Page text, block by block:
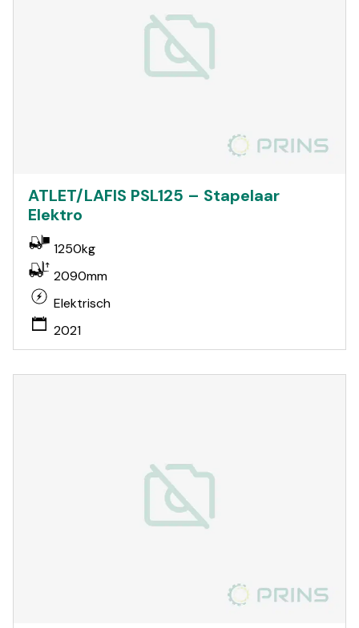
ATLET/LAFIS PSL125 – Stapelaar
Elektro
1250kg
2090mm
Elektrisch
2021